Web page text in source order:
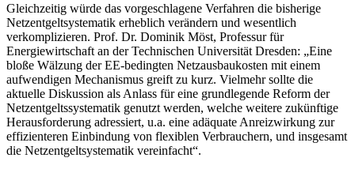
Gleichzeitig würde das vorgeschlagene Verfahren die bisherige
Netzentgeltsystematik erheblich verändern und wesentlich
verkomplizieren. Prof. Dr. Dominik Möst, Professur für
Energiewirtschaft an der Technischen Universität Dresden: „Eine
bloße Wälzung der EE-bedingten Netzausbaukosten mit einem
aufwendigen Mechanismus greift zu kurz. Vielmehr sollte die
aktuelle Diskussion als Anlass für eine grundlegende Reform der
Netzentgeltssystematik genutzt werden, welche weitere zukünftige
Herausforderung adressiert, u.a. eine adäquate Anreizwirkung zur
effizienteren Einbindung von flexiblen Verbrauchern, und insgesamt
die Netzentgeltsystematik vereinfacht“.